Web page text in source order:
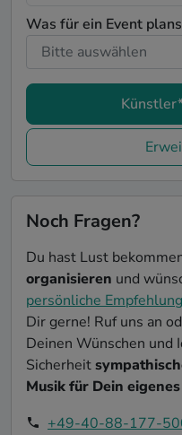
Was für ein Event
Noch Fragen?
Du hast Lust
organisieren und
persönliche Empfehlung
Dir gerne! Ruf uns an
Deinen Wünschen und
Sicherheit
Musik für Dein
+49-40-88-177-